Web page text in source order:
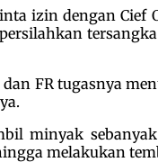
izin dengan
FR tugasnya
minyak
melakukan